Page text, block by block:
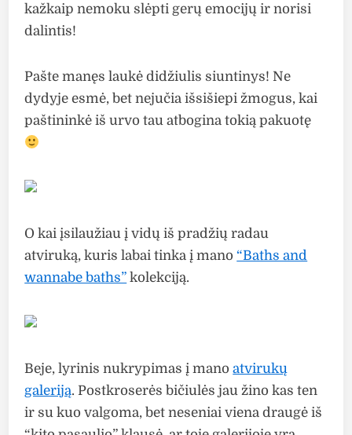
kažkaip nemoku slėpti gerų emocijų ir norisi
dalintis!
Pašte manęs laukė didžiulis siuntinys! Ne
dydyje esmė, bet nejučia išsišiepi žmogus, kai
paštininkė iš urvo tau atbogina tokią pakuotę
O kai įsilaužiau į vidų iš pradžių radau
atviruką, kuris labai tinka į mano“Baths and
wannabe baths” kolekciją.
Beje, lyrinis nukrypimas į manoatvirukų
galeriją. Postkroserės bičiulės jau žino kas ten
ir su kuo valgoma, bet neseniai viena draugė iš